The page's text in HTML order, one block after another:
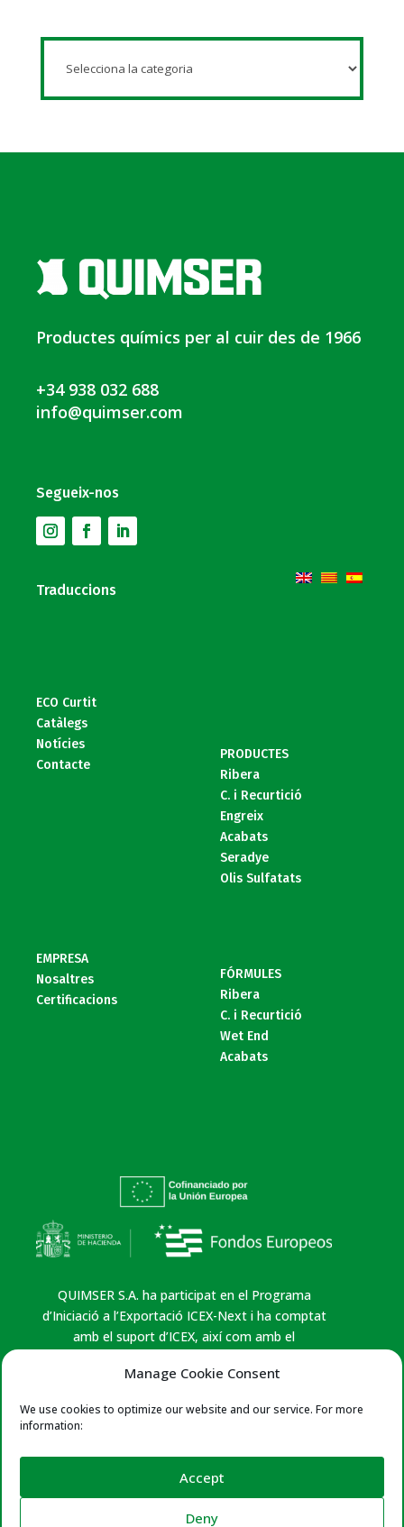
Manage Cookie Consent
We use cookies to optimize our website and our service. For more
information:
Accept
Deny
Productes químics per al cuir des de 1966
+34 938 032 688
info@quimser.com
Segueix-nos
Traduccions
ECO Curtit
Catàlegs
Notícies
Contacte
PRODUCTES
Ribera
C. i Recurtició
Engreix
Acabats
Seradye
Olis Sulfatats
EMPRESA
Nosaltres
Certificacions
FÓRMULES
Ribera
C. i Recurtició
Wet End
Acabats
QUIMSER S.A. ha participat en el Programa
d’Iniciació a l’Exportació ICEX-Next i ha comptat
amb el suport d’ICEX, així com amb el
han contribuït, en la mesura de la seva aportació,
seva regió i del conjunt d’Espanya.
Cookies